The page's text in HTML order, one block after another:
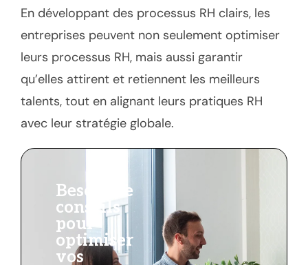
En développant des processus RH clairs, les
entreprises peuvent non seulement optimiser
leurs processus RH, mais aussi garantir
qu’elles attirent et retiennent les meilleurs
talents, tout en alignant leurs pratiques RH
avec leur stratégie globale.
Besoin de
conseils
pour
optimiser
vos